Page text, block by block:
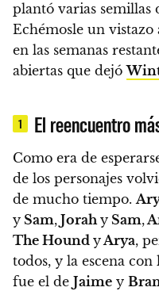
plantó varias semillas
Echémosle un
en las semanas
abiertas que dejó
1 El reencuentro
Como era de
de los personajes
de mucho tiempo.
y Sam, Jorahy Sam,
The Hound yArya,
todos, y la escena
fue el de Jaime y